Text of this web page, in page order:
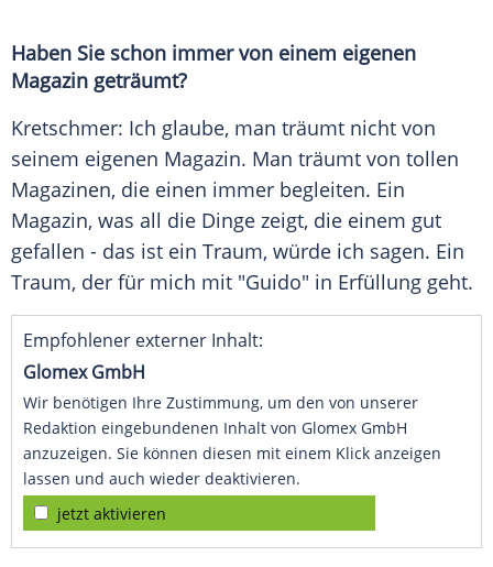
Haben Sie schon immer von einem eigenen
Magazin geträumt?
Kretschmer: Ich glaube, man träumt nicht von
seinem eigenen Magazin. Man träumt von tollen
Magazinen, die einen immer begleiten. Ein
Magazin, was all die Dinge zeigt, die einem gut
gefallen - das ist ein Traum, würde ich sagen. Ein
Traum, der für mich mit "Guido" in Erfüllung geht.
Empfohlener externer Inhalt:
Glomex GmbH
Wir benötigen Ihre Zustimmung, um den von unserer
Redaktion eingebundenen Inhalt von Glomex GmbH
anzuzeigen. Sie können diesen mit einem Klick anzeigen
lassen und auch wieder deaktivieren.
jetzt aktivieren